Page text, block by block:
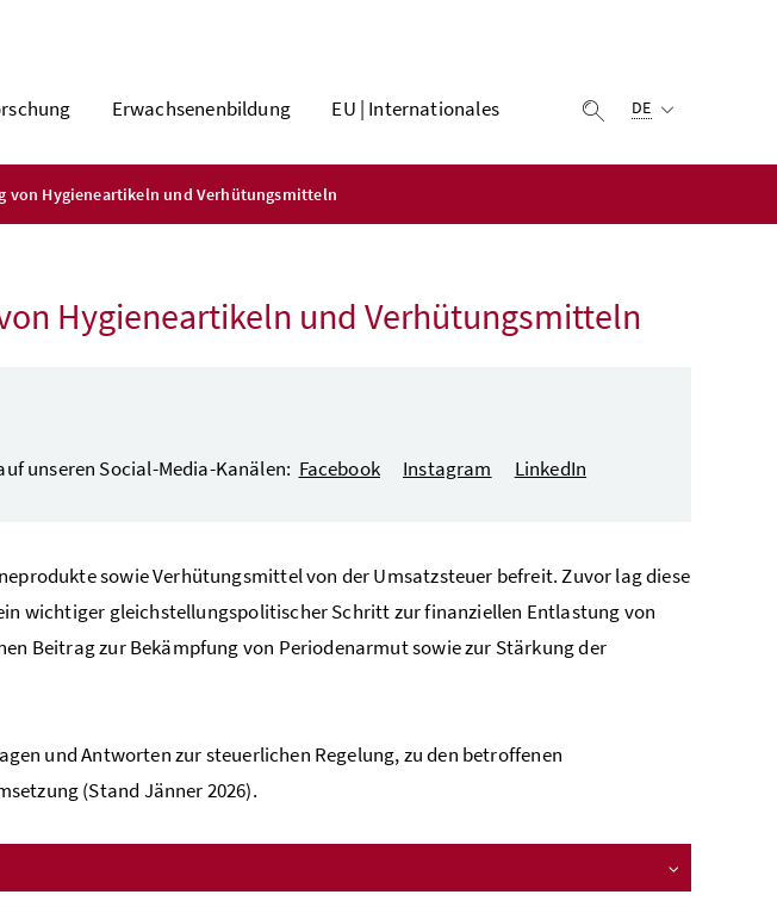
Erwachsenenbildung EU | Internationales Suche einblenden
DE
von Hygieneartikeln und Verhütungsmitteln
Hygieneartikeln und Verhütungsmitteln
unseren Social-Media-Kanälen: Facebook Instagram LinkedIn
sowie Verhütungsmittel von der Umsatzsteuer befreit. Zuvor lag diese
wichtiger gleichstellungspolitischer Schritt zur finanziellen Entlastung von
Beitrag zur Bekämpfung von Periodenarmut sowie zur Stärkung der
und Antworten zur steuerlichen Regelung, zu den betroffenen
(Stand Jänner 2026).